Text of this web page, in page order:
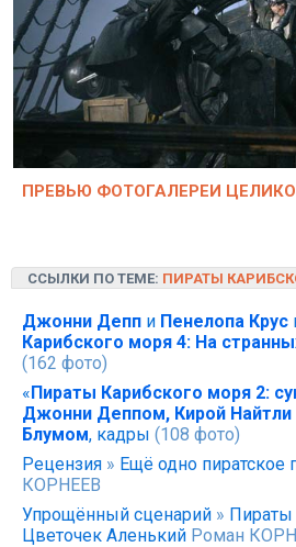
ПРЕВЬЮ ФОТОГАЛЕРЕИ
ССЫЛКИ ПО ТЕМЕ: ПИРАТЫ
Джонни Депп и Пенелопа Крус
Карибского моря 4: На
(162 фото)
«Пираты Карибского моря 2:
Джонни Деппом, Кирой Найтли
Блумом, кадры (108 фото)
Рецензия » Ещё одно пиратское
КОРНЕЕВ
Упрощённый сценарий » Пираты
Цветочек Аленький Роман